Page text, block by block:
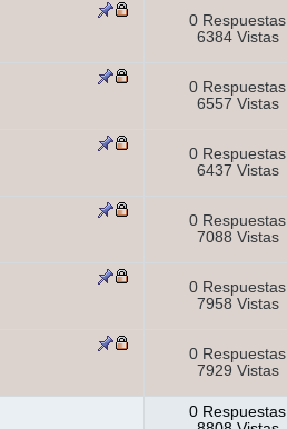
0 Respuestas
6384 Vistas
0 Respuestas
6557 Vistas
0 Respuestas
6437 Vistas
0 Respuestas
7088 Vistas
0 Respuestas
7958 Vistas
0 Respuestas
7929 Vistas
0 Respuestas